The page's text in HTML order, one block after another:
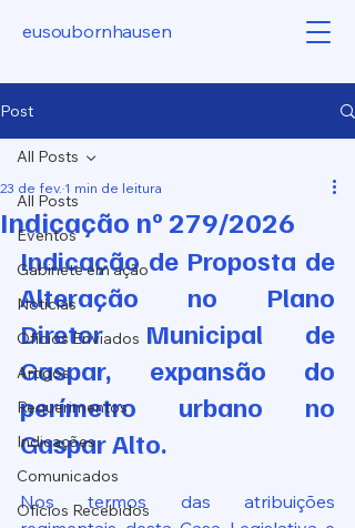
eusoubornhausen
Post
All Posts
Eventos
Gabinete em ação
Notícias
Ofícios Enviados
Artigos
Requerimentos
Indicações
Comunicados
Ofícios Recebidos
All Posts
Indicação nº 279/2026
23 de fev. 1 min de leitura
Indicação de Proposta de
Alteração no Plano
Diretor Municipal de
Gaspar, expansão do
perímetro urbano no
Gaspar Alto.
Nos termos das atribuições